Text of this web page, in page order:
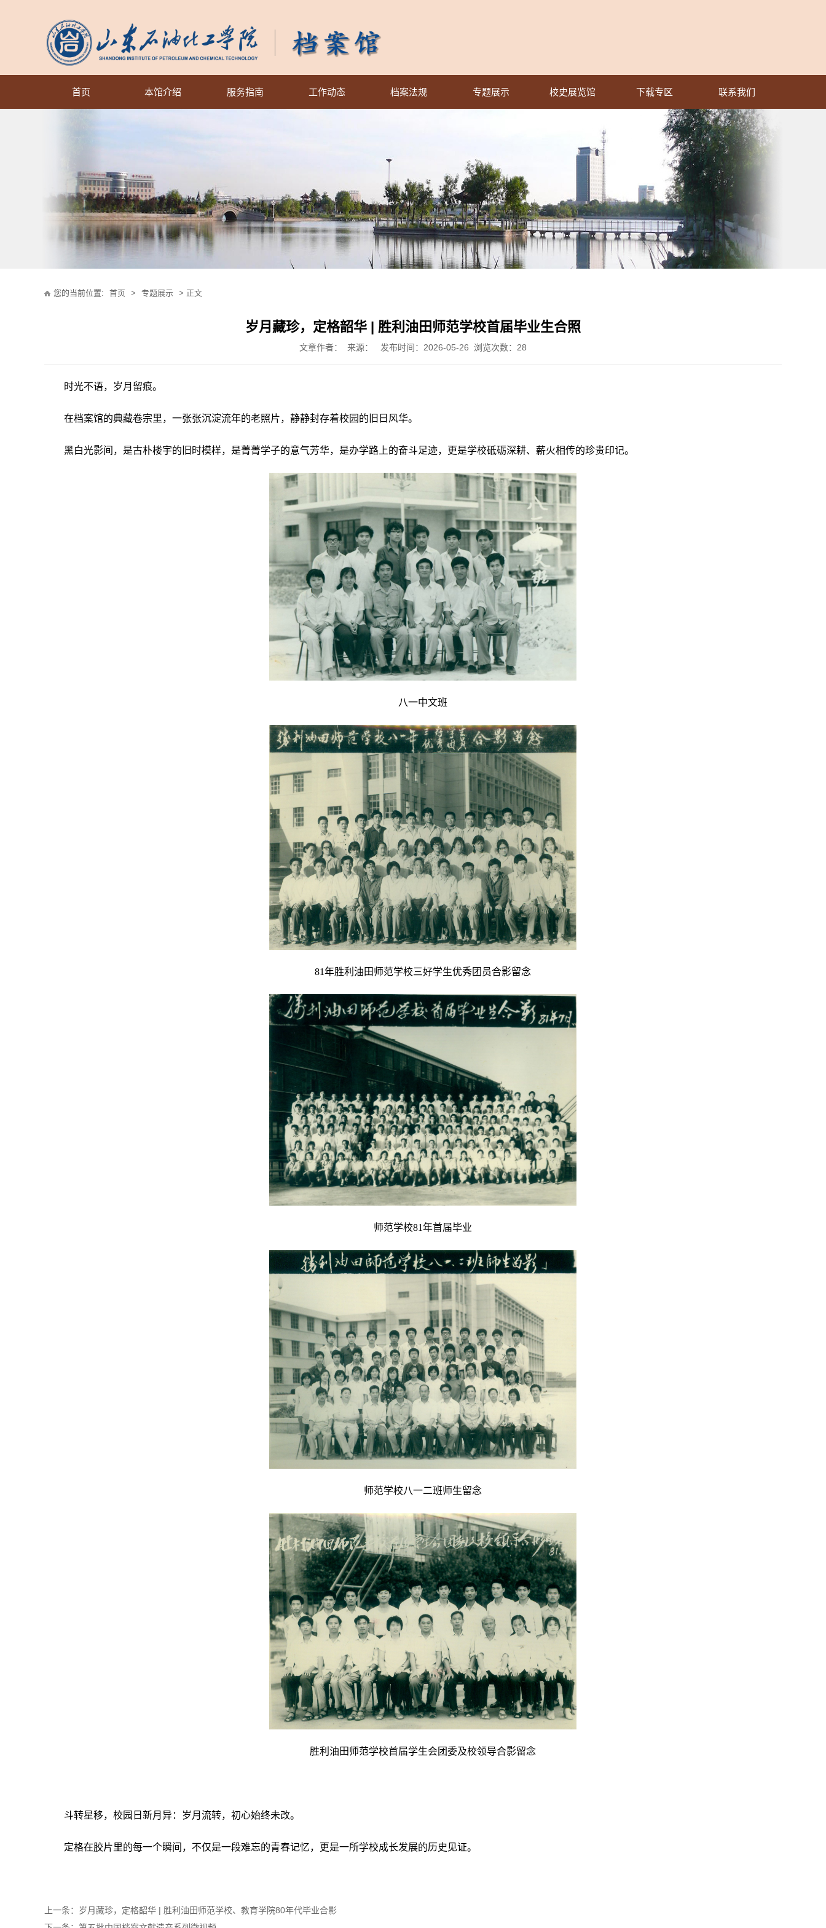
首页 本馆介绍 服务指南 工作动态 档案法规 专题展示 校史展览馆 下载专区 联系我们
您的当前位置: 首页 > 专题展示 > 正文
岁月藏珍，定格韶华 | 胜利油田师范学校首届毕业生合照
文章作者： 来源： 发布时间：2026-05-26 浏览次数： 28
时光不语，岁月留痕。
在档案馆的典藏卷宗里，一张张沉淀流年的老照片，静静封存着校园的旧日风华。
黑白光影间，是古朴楼宇的旧时模样，是菁菁学子的意气芳华，是办学路上的奋斗足迹，更是学校砥砺深耕、薪火相传的珍贵印记。
八一中文班
81年胜利油田师范学校三好学生优秀团员合影留念
师范学校81年首届毕业
师范学校八一二班师生留念
胜利油田师范学校首届学生会团委及校领导合影留念
斗转星移，校园日新月异：岁月流转，初心始终未改。
定格在胶片里的每一个瞬间，不仅是一段难忘的青春记忆，更是一所学校成长发展的历史见证。
上一条：岁月藏珍，定格韶华 | 胜利油田师范学校、教育学院80年代毕业合影